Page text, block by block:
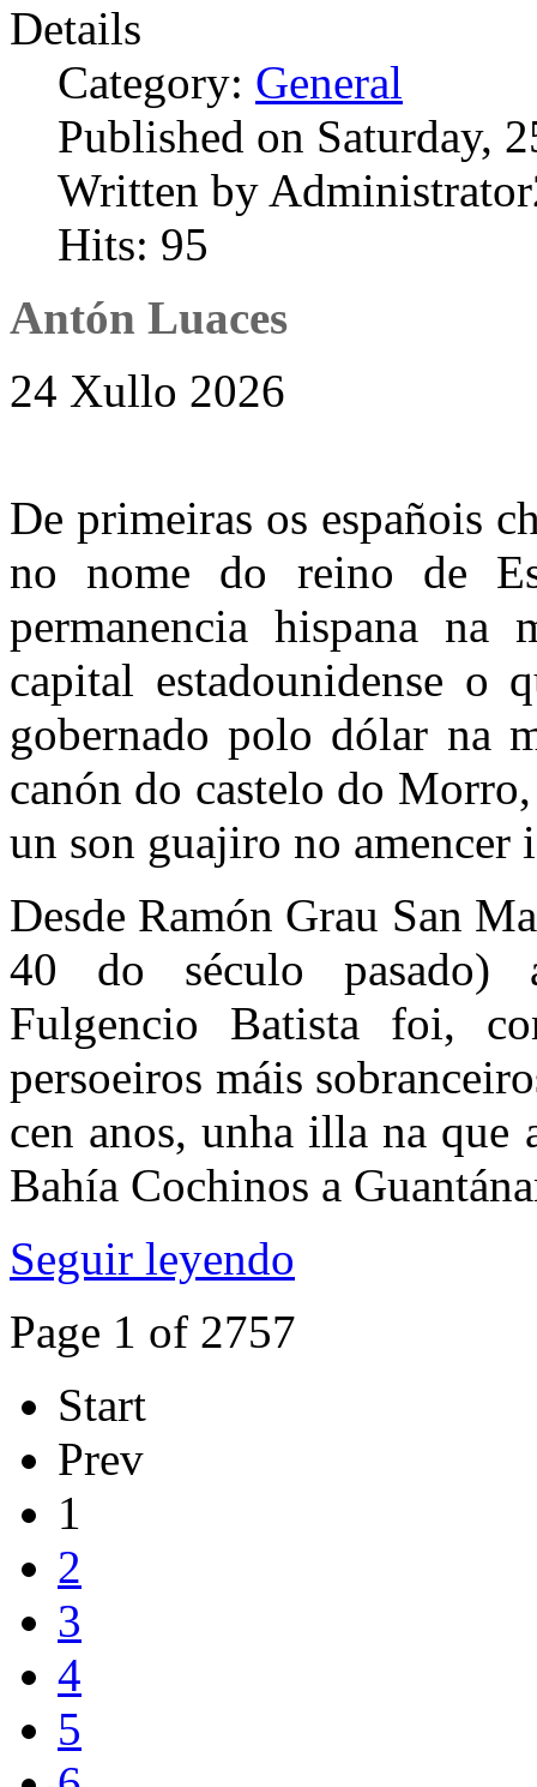
Details
Category: General
Published on Saturday,
Written by
Hits: 95
Antón Luaces
24 Xullo 2026
De primeiras os españois
no nome do reino de
permanencia hispana
capital estadounidense o
gobernado polo dólar na
canón do castelo do
un son guajiro no amencer
Desde Ramón Grau San
40 do século pasado)
Fulgencio Batista foi,
persoeiros máis
cen anos, unha illa na que
Bahía Cochinos a
Seguir leyendo
Page 1 of 2757
Start
Prev
1
2
3
4
5